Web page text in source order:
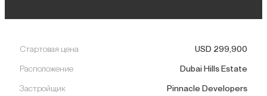
Стартовая цена USD 299,900
Расположение Dubai Hills Estate
Застройщик Pinnacle Developers